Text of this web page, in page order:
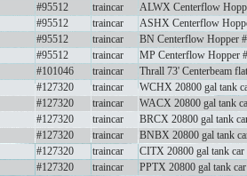
#95512 traincar
ALWX Centerflow
#95512 traincar
ASHX Centerflow
#95512 traincar
BN Centerflow Hopper
#95512 traincar
MP Centerflow Hopper
#101046 traincar
Thrall 73' Centerbeam
#127320 traincar
WCHX 20800 gal tank
#127320 traincar
WACX 20800 gal tank
#127320 traincar
BRCX 20800 gal tank
#127320 traincar
BNBX 20800 gal tank
#127320 traincar
CITX 20800 gal tank car
#127320 traincar
PPTX 20800 gal tank car